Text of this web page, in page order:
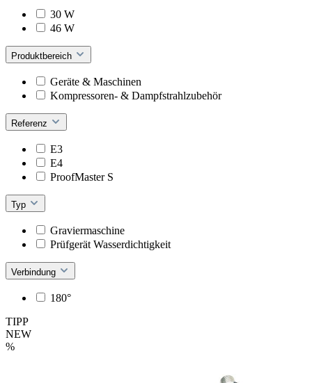
30 W
46 W
Produktbereich
Geräte & Maschinen
Kompressoren- & Dampfstrahlzubehör
Referenz
E3
E4
ProofMaster S
Typ
Graviermaschine
Prüfgerät Wasserdichtigkeit
Verbindung
180°
TIPP
NEW
%